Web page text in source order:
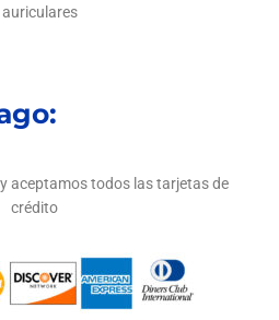
aceptamos todos las tarjetas de
crédito